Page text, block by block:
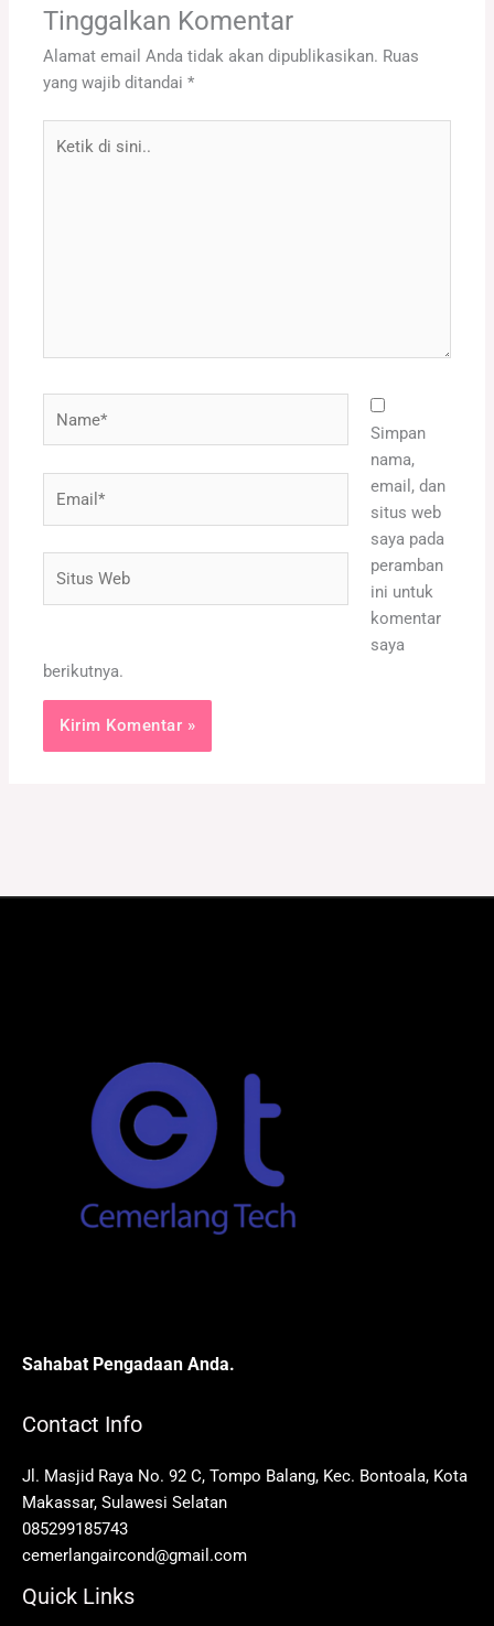
Tinggalkan Komentar
Alamat email Anda tidak akan dipublikasikan. Ruas
yang wajib ditandai*
Simpan
nama,
email, dan
situs web
saya pada
peramban
ini untuk
komentar
saya
berikutnya.
Sahabat Pengadaan Anda.
Contact Info
Jl. Masjid Raya No. 92 C, Tompo Balang, Kec. Bontoala, Kota
Makassar, Sulawesi Selatan
085299185743
cemerlangaircond@gmail.com
Quick Links